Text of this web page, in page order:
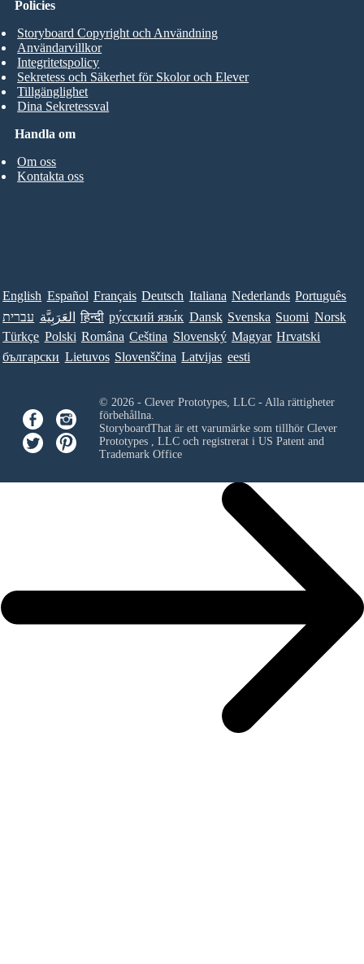
Handla om
Om oss
Kontakta oss
Policies
Storyboard Copyright och Användning
Användarvillkor
Integritetspolicy
Sekretess och Säkerhet för Skolor och Elever
Tillgänglighet
Dina Sekretessval
English Español Français Deutsch Italiana Nederlands Português
עברית العَرَبِيَّة हिन्दी ру́сский язы́к Dansk Svenska Suomi Norsk
Türkçe Polski Româna Ceština Slovenský Magyar Hrvatski
български Lietuvos Slovenščina Latvijas eesti
© 2026 - Clever Prototypes, LLC - Alla rättigheter
förbehållna.
StoryboardThat är ett varumärke som tillhör Clever
Prototypes , LLCoch registrerat i US Patent and
Trademark Office